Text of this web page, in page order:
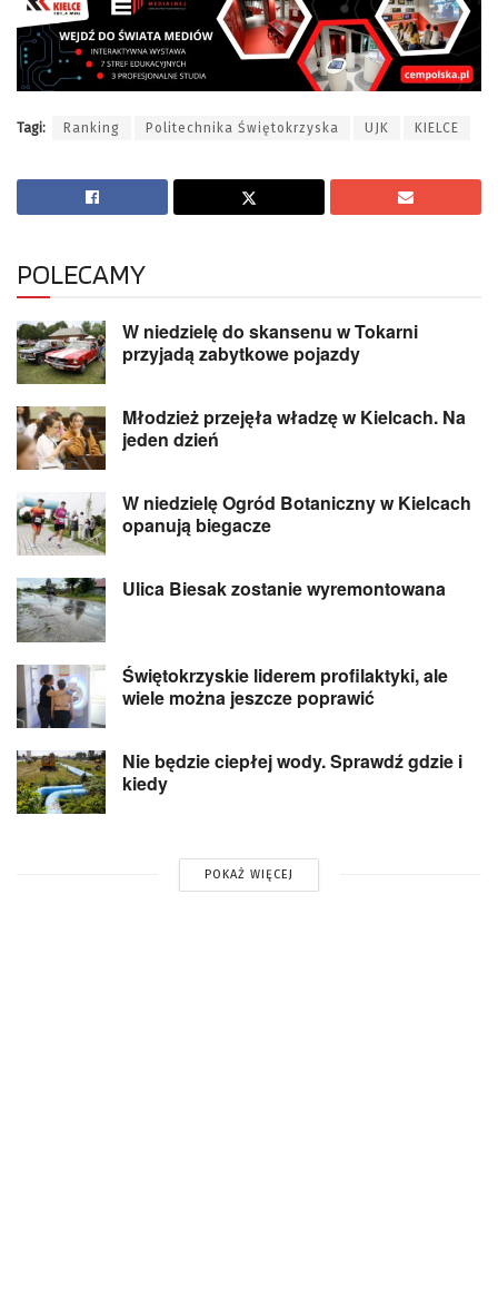
Tagi: Ranking Politechnika Świętokrzyska UJK KIELCE
POLECAMY
W niedzielę do skansenu w Tokarni
przyjadą zabytkowe pojazdy
Młodzież przejęła władzę w Kielcach. Na
jeden dzień
W niedzielę Ogród Botaniczny w Kielcach
opanują biegacze
Ulica Biesak zostanie wyremontowana
Świętokrzyskie liderem profilaktyki, ale
wiele można jeszcze poprawić
Nie będzie ciepłej wody. Sprawdź gdzie i
kiedy
POKAŻ WIĘCEJ